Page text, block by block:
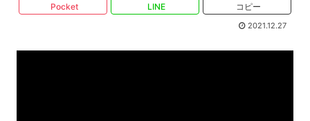
Pocket LINE コピー
2021.12.27